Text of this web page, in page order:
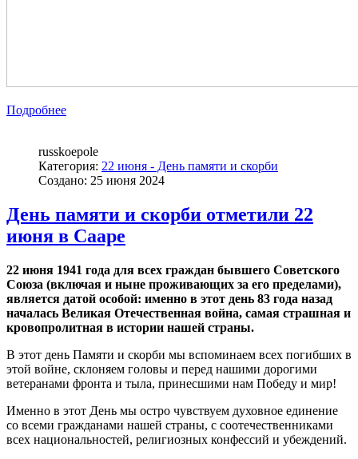
Подробнее
russkoepole
Категория: 22 июня - День памяти и скорби
Создано: 25 июня 2024
День памяти и скорби отметили 22
июня в Сааре
22 июня 1941 года для всех граждан бывшего Советского
Союза (включая и ныне проживающих за его пределами),
является датой особой: именно в этот день 83 года назад
началась Великая Отечественная война, самая страшная и
кровопролитная в истории нашей страны.
В этот день Памяти и скорби мы вспоминаем всех погибших в
этой войне, склоняем головы и перед нашими дорогими
ветеранами фронта и тыла, принесшими нам Победу и мир!
Именно в этот День мы остро чувствуем духовное единение
со всеми гражданами нашей страны, с соотечественниками
всех национальностей, религиозных конфессий и убеждений.